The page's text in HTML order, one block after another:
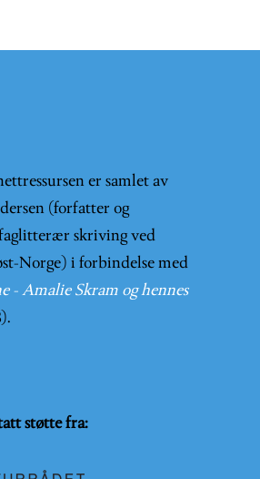
er samlet av
(forfatter og
skriving ved
Norge) i forbindelse med
- Amalie Skram og hennes
støtte fra: